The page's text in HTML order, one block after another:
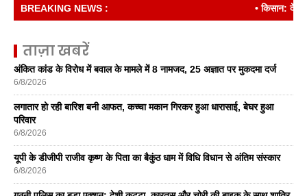
BREAKING NEWS : • किसान: देश की
ताज़ा खबरें
अंकित कांड के विरोध में बवाल के मामले में 8 नामजद, 25 अज्ञात पर मुकदमा दर्ज
6/8/2026
लगातार हो रही बारिश बनी आफत, कच्चा मकान गिरकर हुआ धारासाई, बेघर हुआ
परिवार
6/8/2026
यूपी के डीजीपी राजीव कृष्ण के पिता का बैकुंठ धाम में विधि विधान से अंतिम संस्कार
6/8/2026